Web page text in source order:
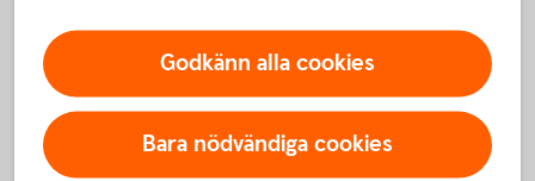
Godkänn alla cookies
Bara nödvändiga cookies